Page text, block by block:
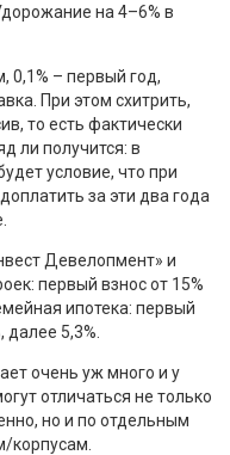
на 4–6% в
0,1% – первый год,
При этом схитрить,
то есть фактически
ли получится: в
условие, что при
за эти два года
Девелопмент» и
первый взнос от 15%
ипотека: первый
далее 5,3%.
очень уж много и у
отличаться не только
но и по отдельным
корпусам.